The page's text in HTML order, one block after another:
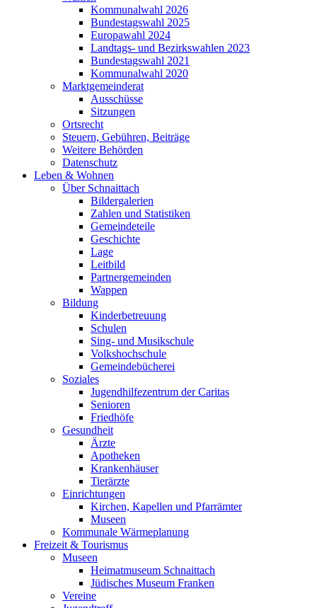
Kommunalwahl 2026
Bundestagswahl 2025
Europawahl 2024
Landtags- und Bezirkswahlen 2023
Bundestagswahl 2021
Kommunalwahl 2020
Marktgemeinderat
Ausschüsse
Sitzungen
Ortsrecht
Steuern, Gebühren, Beiträge
Weitere Behörden
Datenschutz
Leben & Wohnen
Über Schnaittach
Bildergalerien
Zahlen und Statistiken
Gemeindeteile
Geschichte
Lage
Leitbild
Partnergemeinden
Wappen
Bildung
Kinderbetreuung
Schulen
Sing- und Musikschule
Volkshochschule
Gemeindebücherei
Soziales
Jugendhilfezentrum der Caritas
Senioren
Friedhöfe
Gesundheit
Ärzte
Apotheken
Krankenhäuser
Tierärzte
Einrichtungen
Kirchen, Kapellen und Pfarrämter
Museen
Kommunale Wärmeplanung
Freizeit & Tourismus
Museen
Heimatmuseum Schnaittach
Jüdisches Museum Franken
Vereine